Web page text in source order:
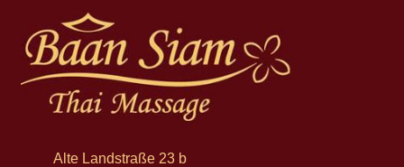
Alte Landstraße 23 b